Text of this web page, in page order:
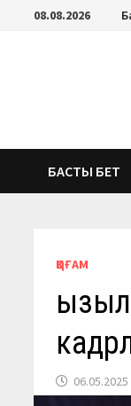
Перейти08.08.2026
БАСТЫ БЕТ
ҚОҒАМ
06.05.2025